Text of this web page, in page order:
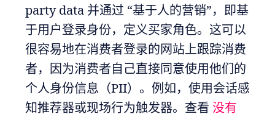
party data 并通过 “基于人的营销”，即基
于用户登录身份，定义买家角色。这可以
很容易地在消费者登录的网站上跟踪消费
者，因为消费者自己直接同意使用他们的
个人身份信息（PII）。例如，使用会话感
知推荐器或现场行为触发器。查看 没有